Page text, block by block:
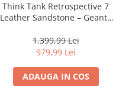
Think Tank Retrospective 7
Leather Sandstone – Geantă
DSLR/Mirrorless
1.399,99 Lei
979,99 Lei
ADAUGA IN COS